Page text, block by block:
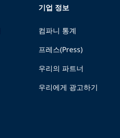
기업 정보
컴파니 통계
프레스(Press)
우리의 파트너
우리에게 광고하기